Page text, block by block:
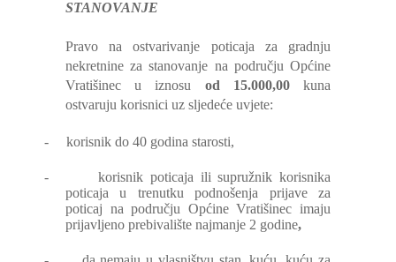
STANOVANJE
Pravo na ostvarivanje poticaja za gradnju
nekretnine za stanovanje na području Općine
Vratišinec u iznosu od 15.000,00kuna
ostvaruju korisnici uz sljedeće uvjete:
- korisnik do 40 godina starosti,
-
korisnik poticaja ili supružnik korisnika
poticaja u trenutku podnošenja prijave za
poticaj na području Općine Vratišinec imaju
prijavljeno prebivalište najmanje 2 godine,